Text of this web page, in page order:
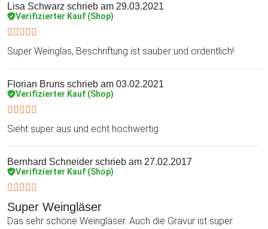
Lisa Schwarz schrieb am 29.03.2021
Verifizierter Kauf (Shop)
Super Weinglas, Beschriftung ist sauber und ordentlich!
Florian Bruns schrieb am 03.02.2021
Verifizierter Kauf (Shop)
Sieht super aus und echt hochwertig
Bernhard Schneider schrieb am 27.02.2017
Verifizierter Kauf (Shop)
Super Weingläser
Das sehr schöne Weingläser. Auch die Gravur ist super.